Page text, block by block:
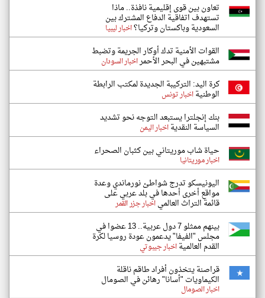
تعاون بين قوى إقليمية نافذة.. ماذا
تستهدف اتفاقية الدفاع المشترك بين
السعودية وباكستان وتركيا؟اخبار ليبيا
القوات الأمنية تدك أوكار الجريمة وتضبط
مشتبهين في البحر الأحمراخبار السودان
كرة اليد: التركيبة الجديدة لمكتب الرابطة
الوطنيةاخبار تونس
بنك إنجلترا يستبعد التوجه نحو تشديد
السياسة النقديةاخبار اليمن
حياة شاب موريتاني بين كثبان الصحراء
اخبار موريتانيا
اليونيسكو تدرج شواطئ نورماندي وعدة
مواقع أخرى أحدها في بلد عربي على
قائمة التراث العالمياخبار جزر القمر
بينهم ممثلو 7 دول عربية.. 13 عضوا في
مجلس "الفيفا" يدعمون عودة روسيا لكرة
القدم العالميةاخبار جيبوتي
قراصنة يتخذون أفراد طاقم ناقلة
الكيماويات "أسانا" رهائن في الصومال
اخبار الصومال